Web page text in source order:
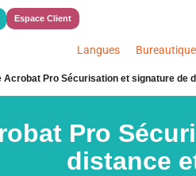
Espace Client
Langues Bureautique
Acrobat Pro Sécurisation et signature de
Pro
distance